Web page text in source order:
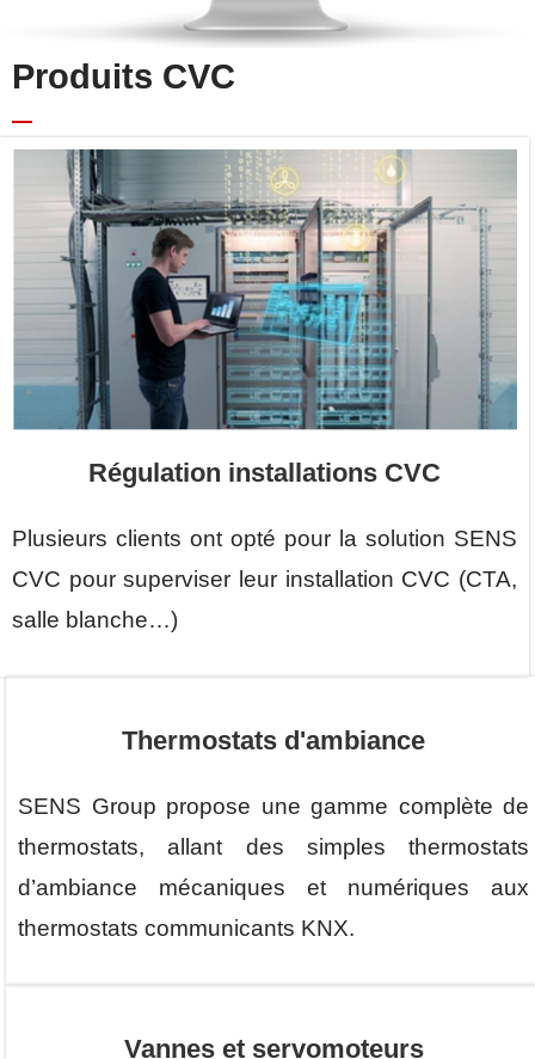
Produits CVC
Régulation installations CVC
Plusieurs clients ont opté pour la solution SENS
CVC pour superviser leur installation CVC (CTA,
salle blanche…)
Thermostats d'ambiance
SENS Group propose une gamme complète de
thermostats, allant des simples thermostats
d’ambiance mécaniques et numériques aux
thermostats communicants KNX.
Vannes et servomoteurs